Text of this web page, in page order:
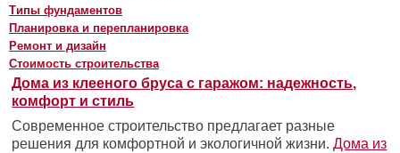
Типы фундаментов
Планировка и перепланировка
Ремонт и дизайн
Стоимость строительства
Дома из клееного бруса с гаражом: надежность,
комфорт и стиль
Современное строительство предлагает разные
решения для комфортной и экологичной жизни.Дома из